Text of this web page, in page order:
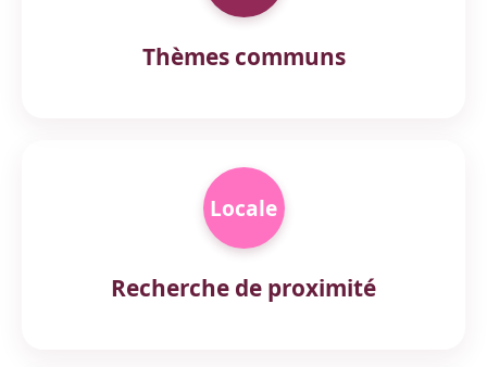
Thèmes communs
Locale
Recherche de proximité